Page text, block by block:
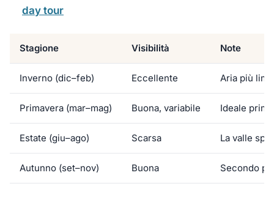
day tour
Stagione Visibilità Note
Inverno (dic–feb) Eccellente Aria più
Primavera (mar–mag) Buona, variabile Ideale
Estate (giu–ago) Scarsa La valle
Autunno (set–nov) Buona Secondo